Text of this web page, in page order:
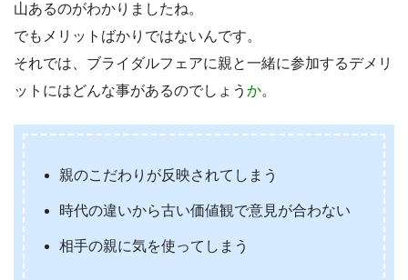
山あるのがわかりましたね。
でもメリットばかりではないんです。
それでは、ブライダルフェアに親と一緒に参加するデメリ
ットにはどんな事があるのでしょう か。
親のこだわりが反映されてしまう
時代の違いから古い価値観で意見が合わない
相手の親に気を使ってしまう